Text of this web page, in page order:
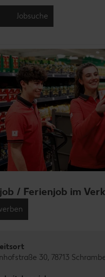
Jobsuche
/ Ferienjob im
30, 78713